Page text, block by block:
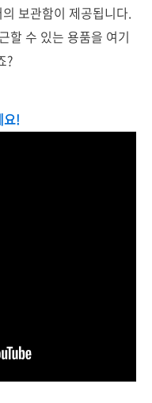
보관함이 제공됩니다.
할 수 있는 용품을 여기
?
요!